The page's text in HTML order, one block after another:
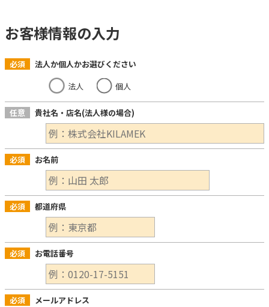
お客様情報の入力
必須
法人か個人かお選びください
法人
個人
任意 貴社名・店名(法人様の場合)
必須 お名前
必須 都道府県
必須 お電話番号
必須 メールアドレス